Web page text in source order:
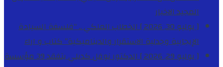
المجيدالاخبار
[ يوليو 30, 2026 ]
الخطاب الملكي .. “فلسفة السيادة
الإيجابية وجدلية الاستقرار والديناميكية”كتاب و اراء
[ يوليو 29, 2026 ]
الدكتور نوفل كديلي يتفقد 39 مؤسسة